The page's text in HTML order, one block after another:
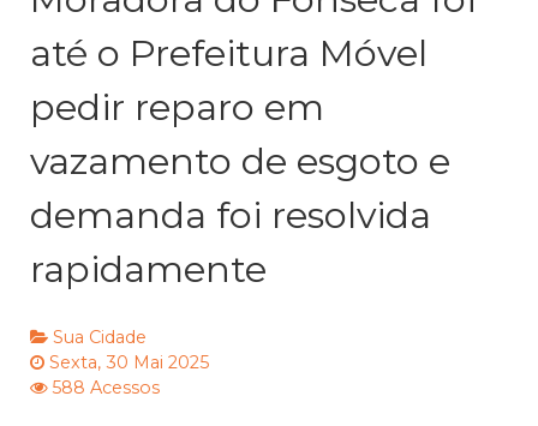
até o Prefeitura Móvel
pedir reparo em
vazamento de esgoto e
demanda foi resolvida
rapidamente
Sua Cidade
Sexta, 30 Mai 2025
588 Acessos